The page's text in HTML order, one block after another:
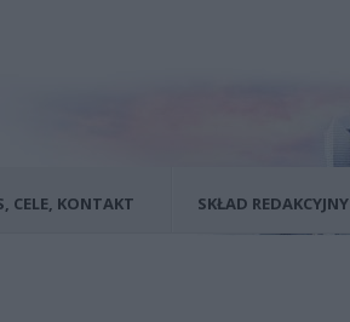
CELE, KONTAKT SKŁAD REDAKCYJNY